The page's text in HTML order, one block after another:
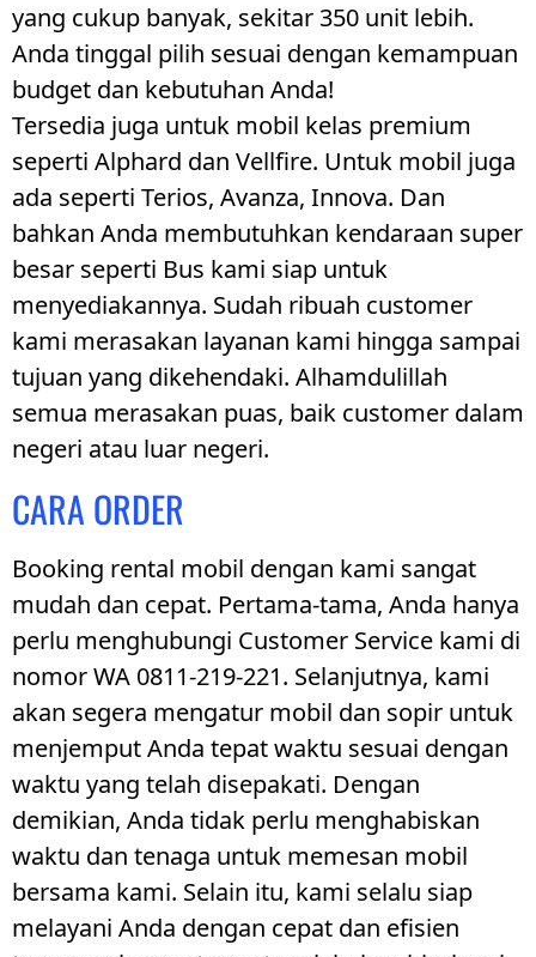
yang cukup banyak, sekitar 350 unit lebih.
Anda tinggal pilih sesuai dengan kemampuan
budget dan kebutuhan Anda!
Tersedia juga untuk mobil kelas premium
seperti Alphard dan Vellfire. Untuk mobil juga
ada seperti Terios, Avanza, Innova. Dan
bahkan Anda membutuhkan kendaraan super
besar seperti Bus kami siap untuk
menyediakannya. Sudah ribuah customer
kami merasakan layanan kami hingga sampai
tujuan yang dikehendaki. Alhamdulillah
semua merasakan puas, baik customer dalam
negeri atau luar negeri.
CARA ORDER
Booking rental mobil dengan kami sangat
mudah dan cepat. Pertama-tama, Anda hanya
perlu menghubungi Customer Service kami di
nomor WA 0811-219-221. Selanjutnya, kami
akan segera mengatur mobil dan sopir untuk
menjemput Anda tepat waktu sesuai dengan
waktu yang telah disepakati. Dengan
demikian, Anda tidak perlu menghabiskan
waktu dan tenaga untuk memesan mobil
bersama kami. Selain itu, kami selalu siap
melayani Anda dengan cepat dan efisien